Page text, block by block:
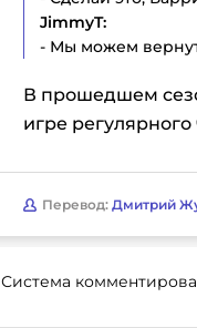
JimmyT:
- Мы можем
В прошедшем
игре
Перевод: Дмитрий
Система